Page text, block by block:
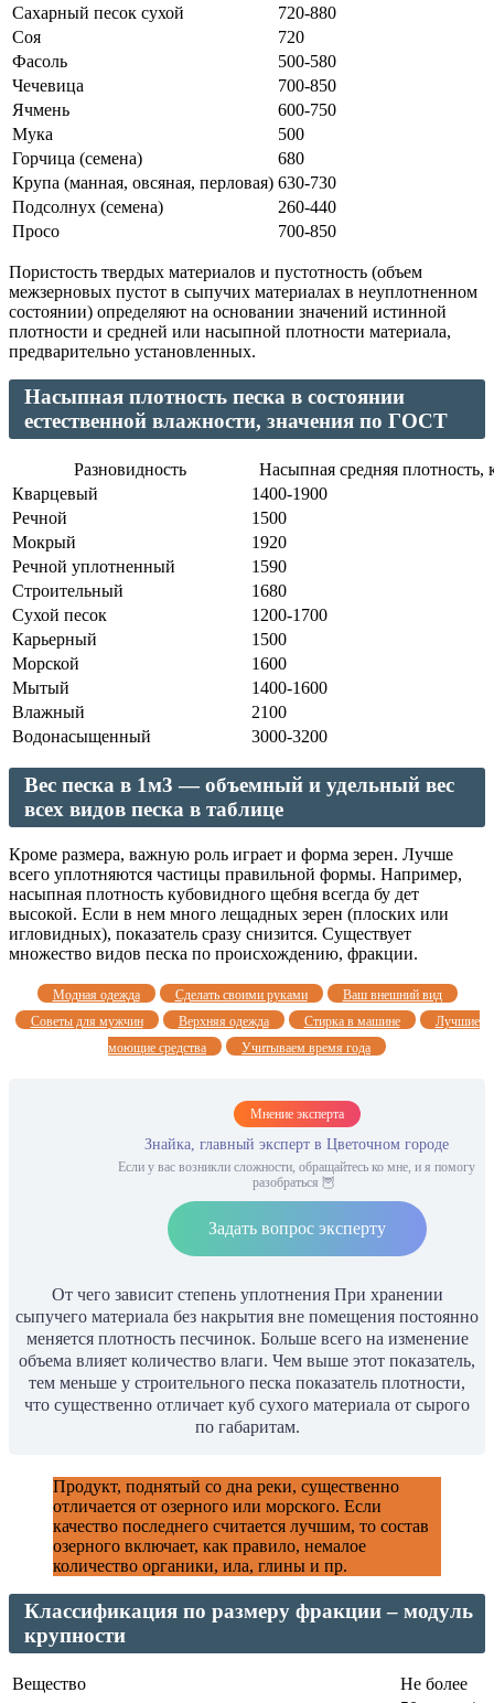
Сахарный песок сухой
720-880
Соя
720
Фасоль
500-580
Чечевица
700-850
Ячмень
600-750
Мука
500
Горчица (семена)
680
Крупа (манная, овсяная, перловая) 630-730
Подсолнух (семена)
260-440
Просо
700-850
Пористость твердых материалов и пустотность (объем
межзерновых пустот в сыпучих материалах в неуплотненном
состоянии) определяют на основании значений истинной
плотности и средней или насыпной плотности материала,
предварительно установленных.
Насыпная плотность песка в состоянии
естественной влажности, значения по ГОСТ
Разновидность
Насыпная средняя плотность,
Кварцевый
1400-1900
Речной
1500
Мокрый
1920
Речной уплотненный
1590
Строительный
1680
Сухой песок
1200-1700
Карьерный
1500
Морской
1600
Мытый
1400-1600
Влажный
2100
Водонасыщенный
3000-3200
Вес песка в 1м3 — объемный и удельный вес
всех видов песка в таблице
Кроме размера, важную роль играет и форма зерен. Лучше
всего уплотняются частицы правильной формы. Например,
насыпная плотность кубовидного щебня всегда бу дет
высокой. Если в нем много лещадных зерен (плоских или
игловидных), показатель сразу снизится. Существует
множество видов песка по происхождению, фракции.
Модная одежда Сделать своими руками
Ваш внешний вид
Советы для мужчин
Верхняя одежда Стирка в машине
Лучшие
моющие средства
Учитываем время года
Мнение эксперта
Знайка, главный эксперт в Цветочном городе
Если у вас возникли сложности, обращайтесь ко мне, и я помогу
разобраться 🦉
Задать вопрос эксперту
От чего зависит степень уплотнения При хранении
сыпучего материала без накрытия вне помещения постоянно
меняется плотность песчинок. Больше всего на изменение
объема влияет количество влаги. Чем выше этот показатель,
тем меньше у строительного песка показатель плотности,
что существенно отличает куб сухого материала от сырого
по габаритам.
Продукт, поднятый со дна реки, существенно
отличается от озерного или морского. Если
качество последнего считается лучшим, то состав
озерного включает, как правило, немалое
количество органики, ила, глины и пр.
Классификация по размеру фракции – модуль
крупности
Вещество
Не более